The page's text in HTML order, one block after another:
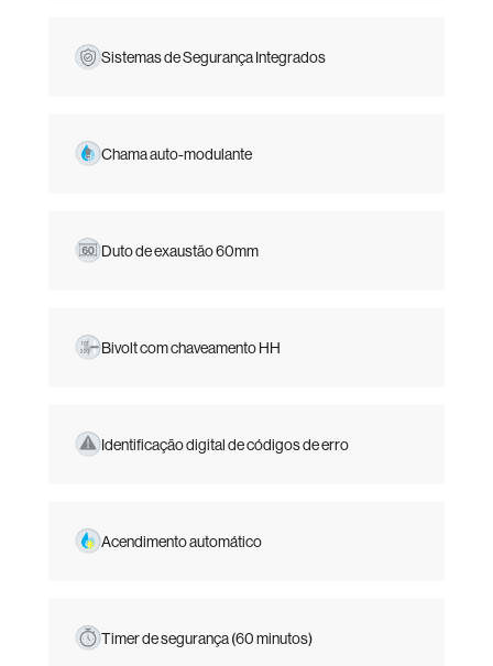
Sistemas de Segurança Integrados
Chama auto-modulante
Duto de exaustão 60mm
Bivolt com chaveamento HH
Identificação digital de códigos de erro
Acendimento automático
Timer de segurança (60 minutos)